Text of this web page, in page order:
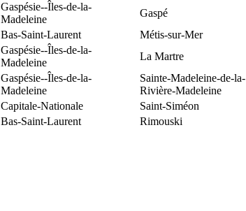
Gaspésie--Îles-de-la-
Madeleine
Gaspé
Bas-Saint-Laurent
Métis-sur-Mer
Gaspésie--Îles-de-la-
Madeleine
La Martre
Gaspésie--Îles-de-la-
Madeleine
Sainte-Madeleine-de-la-
Rivière-Madeleine
Capitale-Nationale
Saint-Siméon
Bas-Saint-Laurent Rimouski